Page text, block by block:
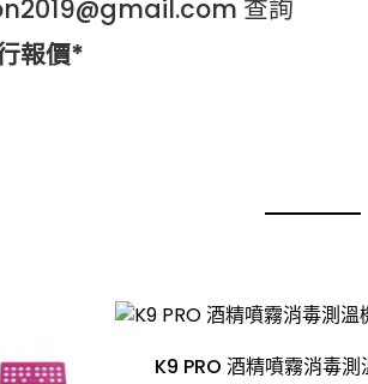
查詢
報價*
K9 PRO 酒精噴霧消毒測